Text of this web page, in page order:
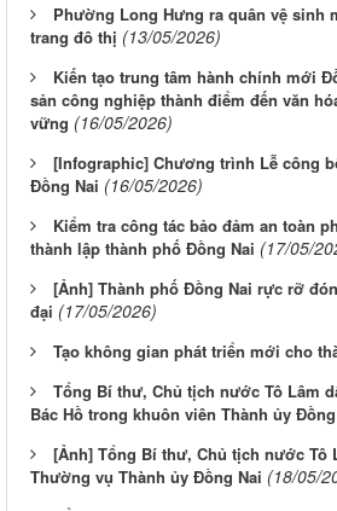
Phường Long Hưng ra quân vệ sinh
trang đô thị (13/05/2026)
Kiến tạo trung tâm hành chính mới
sản công nghiệp thành điểm đến văn
vững (16/05/2026)
[Infographic] Chương trình Lễ công
Đồng Nai (16/05/2026)
Kiểm tra công tác bảo đảm an toàn
thành lập thành phố Đồng Nai (17/05/
[Ảnh] Thành phố Đồng Nai rực rỡ
đại (17/05/2026)
Tạo không gian phát triển mới cho
Tổng Bí thư, Chủ tịch nước Tô Lâm
Bác Hồ trong khuôn viên Thành ủy
[Ảnh] Tổng Bí thư, Chủ tịch nước Tô
Thường vụ Thành ủy Đồng Nai (18/05/